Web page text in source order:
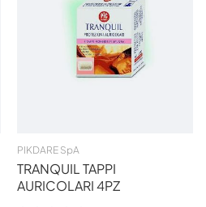
PIKDARE SpA
TRANQUIL TAPPI
AURICOLARI 4PZ